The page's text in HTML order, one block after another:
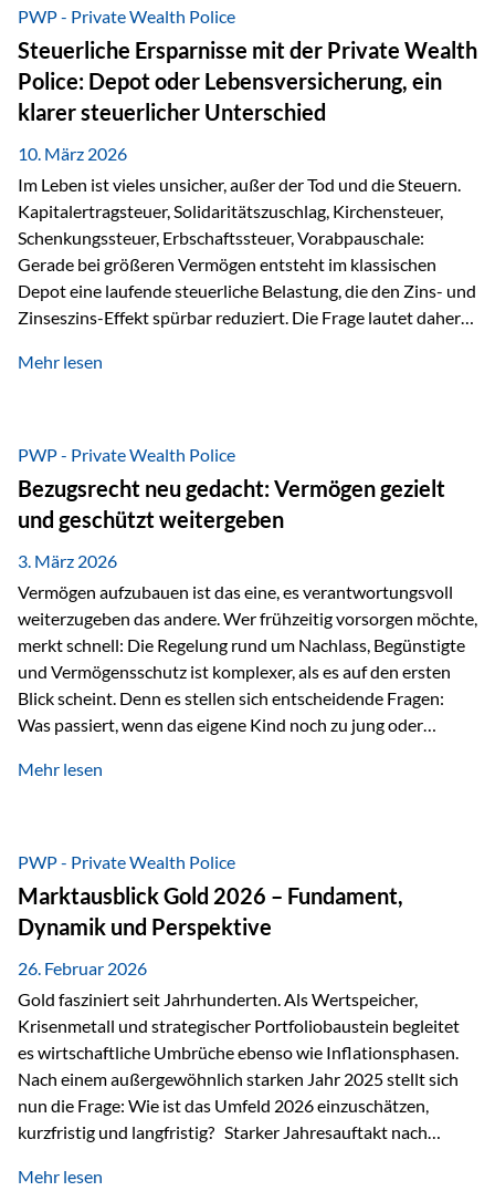
Stunden pro Jahr für vertrieblich tätige Personen in der
Versicherungsbranche. Über die Weiterbildungsdatenbank
von „gut beraten“ können absolvierte Bildungsmaßnahmen
zentral erfasst und dokumentiert werden. „gut beraten“
zertifiziert Als zertifizierter Bildungsanbieter können unsere
Webinare nun für die…
PWP - Private Wealth Police
Steuerliche Ersparnisse mit der Private Wealth
Police: Depot oder Lebensversicherung, ein
klarer steuerlicher Unterschied
10. März 2026
Im Leben ist vieles unsicher, außer der Tod und die Steuern.
Kapitalertragsteuer, Solidaritätszuschlag, Kirchensteuer,
Schenkungssteuer, Erbschaftssteuer, Vorabpauschale:
Gerade bei größeren Vermögen entsteht im klassischen
Depot eine laufende steuerliche Belastung, die den Zins- und
Zinseszins-Effekt spürbar reduziert. Die Frage lautet daher:
nicht laufend Kapital entziehen – sondern möglichst lange im
Privatdepot fallen an: Abgeltungssteuer Fondsbesteuerung
(Vorabpauschale, Teilfreistellung) Kein steuerlicher Abzug
der Vermögensverwaltungs-Gebühren /
Depotbankgebühren Jährliches Steuerreporting erforderlich
Zinsen, Dividenden und Kursgewinne werden laufend
besteuert.
Mehr lesen
PWP - Private Wealth Police
Bezugsrecht neu gedacht: Vermögen gezielt
und geschützt weitergeben
3. März 2026
Vermögen aufzubauen ist das eine, es verantwortungsvoll
weiterzugeben das andere. Wer frühzeitig vorsorgen möchte,
merkt schnell: Die Regelung rund um Nachlass, Begünstigte
und Vermögensschutz ist komplexer, als es auf den ersten
Blick scheint. Denn es stellen sich entscheidende Fragen:
Was passiert, wenn das eigene Kind noch zu jung oder
verwalten? Wie kann verhindert werden, dass Ex-Partner,
unbürokratisch übertragen, ohne ausschließlich auf ein
Testament angewiesen zu sein? Wenn klassische Lösungen
nicht ausreichen Traditionelle Nachlassregelungen stoßen
oft…
Mehr lesen
PWP - Private Wealth Police
Marktausblick Gold 2026 – Fundament,
Dynamik und Perspektive
26. Februar 2026
Gold fasziniert seit Jahrhunderten. Als Wertspeicher,
Krisenmetall und strategischer Portfoliobaustein begleitet
es wirtschaftliche Umbrüche ebenso wie Inflationsphasen.
Nach einem außergewöhnlich starken Jahr 2025 stellt sich
nun die Frage: Wie ist das Umfeld 2026 einzuschätzen,
kurzfristig und langfristig? Starker Jahresauftakt nach
Dynamik in das Jahr 2026 gestartet. Zwischen dem
Mehr lesen